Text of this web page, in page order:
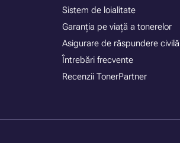
Sistem de loialitate
Garanția pe viață a tonerelor
Asigurare de răspundere civilă
Întrebări frecvente
Recenzii TonerPartner